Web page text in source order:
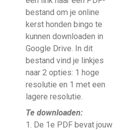
bestand om je online
kerst honden bingo te
kunnen downloaden in
Google Drive. In dit
bestand vind je linkjes
naar 2 opties: 1 hoge
resolutie en 1 met een
lagere resolutie.
Te downloaden:
1. De 1e PDF bevat jouw